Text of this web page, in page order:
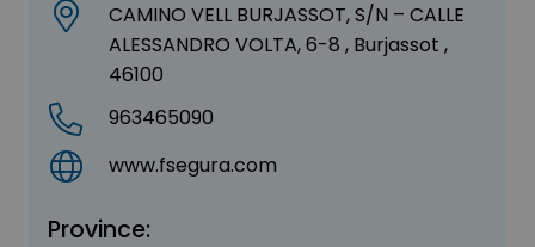
CAMINO VELL BURJASSOT, S/N – CALLE
ALESSANDRO VOLTA, 6-8 , Burjassot ,
46100
963465090
www.fsegura.com
Province: